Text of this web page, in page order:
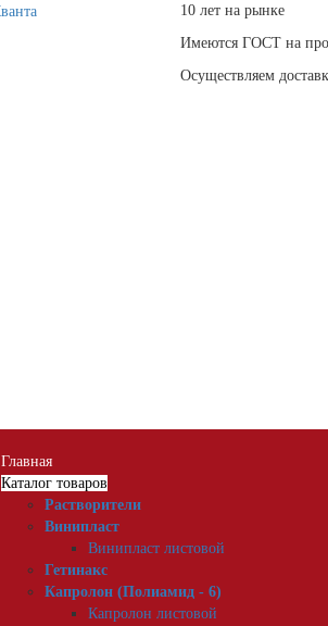
10 лет на рынке
Имеются ГОСТ на
Осуществляем
Главная
Каталог товаров
Растворители
Винипласт
Винипласт листовой
Гетинакс
Капролон (Полиамид - 6)
Капролон листовой